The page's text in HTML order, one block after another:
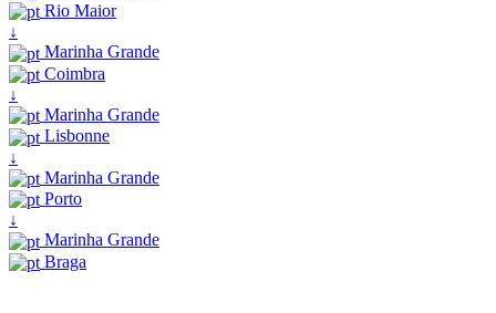
Rio Maior
↓
Marinha Grande
Coimbra
↓
Marinha Grande
Lisbonne
↓
Marinha Grande
Porto
↓
Marinha Grande
Braga